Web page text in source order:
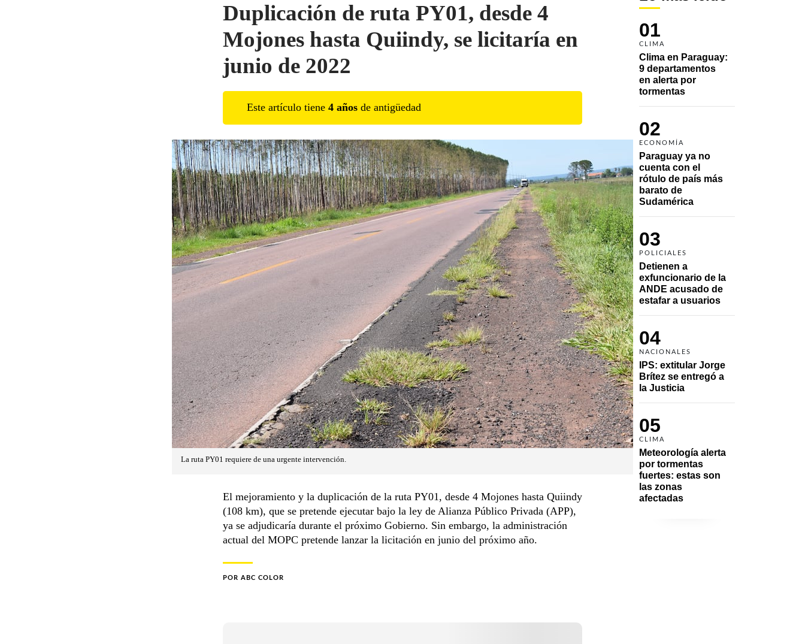
01
CLIMA
Clima en Paraguay:
9 departamentos
en alerta por
tormentas
02
ECONOMÍA
Paraguay ya no
cuenta con el
rótulo de país más
barato de
Sudamérica
03
POLICIALES
Detienen a
exfuncionario de la
ANDE acusado de
estafar a usuarios
04
NACIONALES
IPS: extitular Jorge
Brítez se entregó a
la Justicia
05
CLIMA
Meteorología alerta
por tormentas
fuertes: estas son
las zonas
afectadas
Duplicación de ruta PY01, desde 4
Mojones hasta Quiindy, se licitaría en
junio de 2022
Este artículo tiene 4 años de antigüedad
La ruta PY01 requiere de una urgente intervención.
El mejoramiento y la duplicación de la ruta PY01, desde 4 Mojones hasta Quiindy
(108 km), que se pretende ejecutar bajo la ley de Alianza Público Privada (APP),
ya se adjudicaría durante el próximo Gobierno. Sin embargo, la administración
actual del MOPC pretende lanzar la licitación en junio del próximo año.
POR ABC COLOR